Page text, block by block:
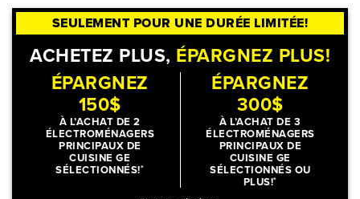
SEULEMENT POUR UNE DURÉE LIMITÉE!
ACHETEZ PLUS, ÉPARGNEZ PLUS!
ÉPARGNEZ
150$
À L’ACHAT DE 2
ÉLECTROMÉNAGERS
PRINCIPAUX DE
CUISINE GE
SÉLECTIONNÉS!*
ÉPARGNEZ
300$
À L’ACHAT DE 3
ÉLECTROMÉNAGERS
PRINCIPAUX DE
CUISINE GE
SÉLECTIONNÉS OU
PLUS!*